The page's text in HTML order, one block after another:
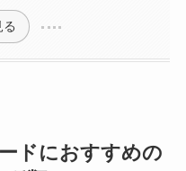
る
ドにおすすめの